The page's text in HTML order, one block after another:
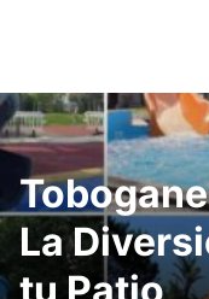
La